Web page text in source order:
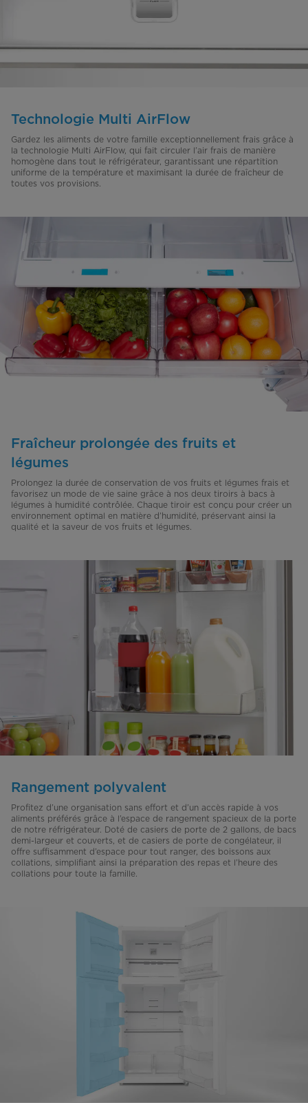
Technologie Multi AirFlow
Gardez les aliments de votre famille exceptionnellement frais grâce à
la technologie Multi AirFlow, qui fait circuler l’air frais de manière
homogène dans tout le réfrigérateur, garantissant une répartition
uniforme de la température et maximisant la durée de fraîcheur de
toutes vos provisions.
Fraîcheur prolongée des fruits et
légumes
Prolongez la durée de conservation de vos fruits et légumes frais et
favorisez un mode de vie saine grâce à nos deux tiroirs à bacs à
légumes à humidité contrôlée. Chaque tiroir est conçu pour créer un
environnement optimal en matière d’humidité, préservant ainsi la
qualité et la saveur de vos fruits et légumes.
Rangement polyvalent
Profitez d’une organisation sans effort et d’un accès rapide à vos
aliments préférés grâce à l’espace de rangement spacieux de la porte
de notre réfrigérateur. Doté de casiers de porte de 2 gallons, de bacs
demi-largeur et couverts, et de casiers de porte de congélateur, il
offre suffisamment d’espace pour tout ranger, des boissons aux
collations, simplifiant ainsi la préparation des repas et l’heure des
collations pour toute la famille.